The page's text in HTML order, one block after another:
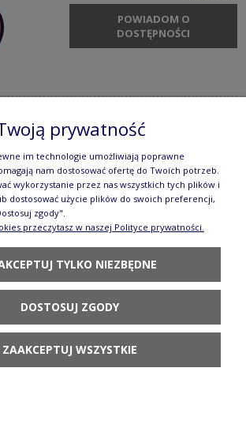
POWIADOM O
DOSTĘPNOŚCI
X 25,0 CM Bolesławiec
126,90 zł
DO KOSZYKA
Serce Galia
prywatność
im technologie umożliwiają poprawne
nam dostosować ofertę do Twoich potrzeb.
wykorzystanie przez nas wszystkich tych plików i
dostosować użycie plików do swoich preferencji,
zgody".
przeczytasz w naszej Polityce prywatności.
TYLKO NIEZBĘDNE
DOSTOSUJ ZGODY
ZAAKCEPTUJ WSZYSTKIE